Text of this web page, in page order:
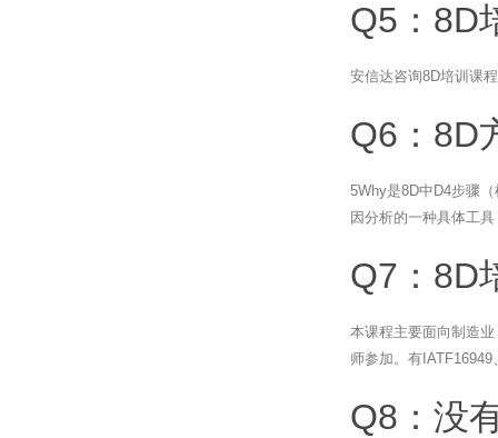
Q5：8D
安信达咨询8D培训课
Q6：8D
5Why是8D中D4步骤
因分析的一种具体工
Q7：8D
本课程主要面向制造
师参加。有
Q8：没